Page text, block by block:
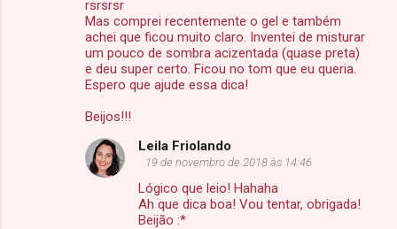
rsrsrsr
Mas comprei recentemente o gel e também
achei que ficou muito claro. Inventei de misturar
um pouco de sombra acizentada (quase preta)
e deu super certo. Ficou no tom que eu queria.
Espero que ajude essa dica!
Beijos!!!
Leila Friolando
19 de novembro de 2018 às 14:46
Lógico que leio! Hahaha
Ah que dica boa! Vou tentar, obrigada!
Beijão :*